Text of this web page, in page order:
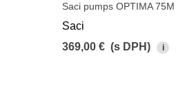
Saci pumps OPTIMA 75M
Saci
369,00 € (s DPH) i